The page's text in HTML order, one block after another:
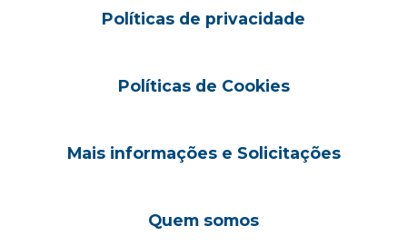
Políticas de privacidade
Políticas de Cookies
Mais informações e Solicitações
Quem somos